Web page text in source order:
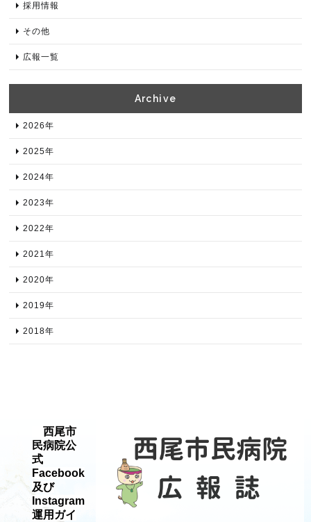
採用情報
その他
広報一覧
Archive​
2026年​
2025年​
2024年​
2023年​
2022年​
2021年​
2020年​
2019年​
2018年​
西尾市
民病院公
式
Facebook
及び
Instagram
運用ガイ